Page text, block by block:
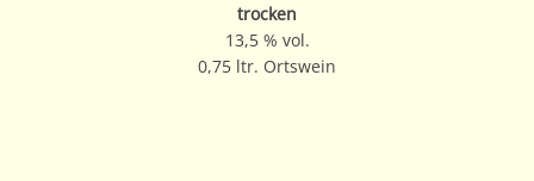
trocken
13,5 % vol.
0,75 ltr. Ortswein